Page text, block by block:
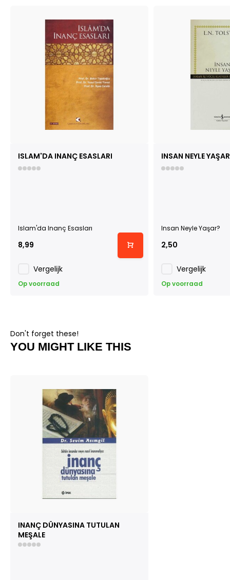
ISLAM'DA INANÇ ESASLARI
Islam'da Inanç Esasları
8,99
Vergelijk
Op voorraad
INSAN NEYLE
Insan Neyle Yaşar?
2,50
Vergelijk
Op voorraad
Don't forget these!
YOU MIGHT LIKE THIS
INANÇ DÜNYASINA TUTULAN
MEŞALE